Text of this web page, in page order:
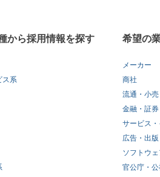
から採用情報を探す
ス系
希望の
メーカー
商社
流通・小売
金融・証
サービス・
広告・出
ソフトウ
官公庁・